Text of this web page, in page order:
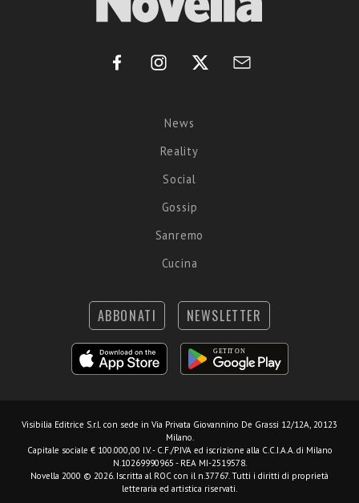
News
Reality
Social
Gossip
Sanremo
Cucina
ABBONATI NEWSLETTER
Visibilia Editrice S.r.l. con sede in Via Privata Giovannino De Grassi 12/12A, 20123
Milano.
Capitale sociale € 100.000,00 I.V. - C.F./P.IVA ed iscrizione alla C.C.I.A.A. di Milano
N.10269990965 - REA MI-2519578.
Novella 2000 © 2026. Iscritta al ROC con il n.37767. Tutti i diritti di proprietà
letteraria ed artistica riservati.